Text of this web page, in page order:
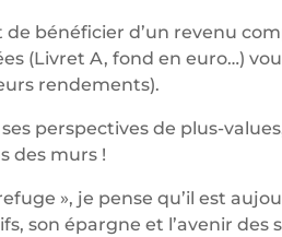
bénéficier d’un revenu
(Livret A, fond en euro…)
rendements).
perspectives de plus-
des murs !
», je pense qu’il est
son épargne et l’avenir des